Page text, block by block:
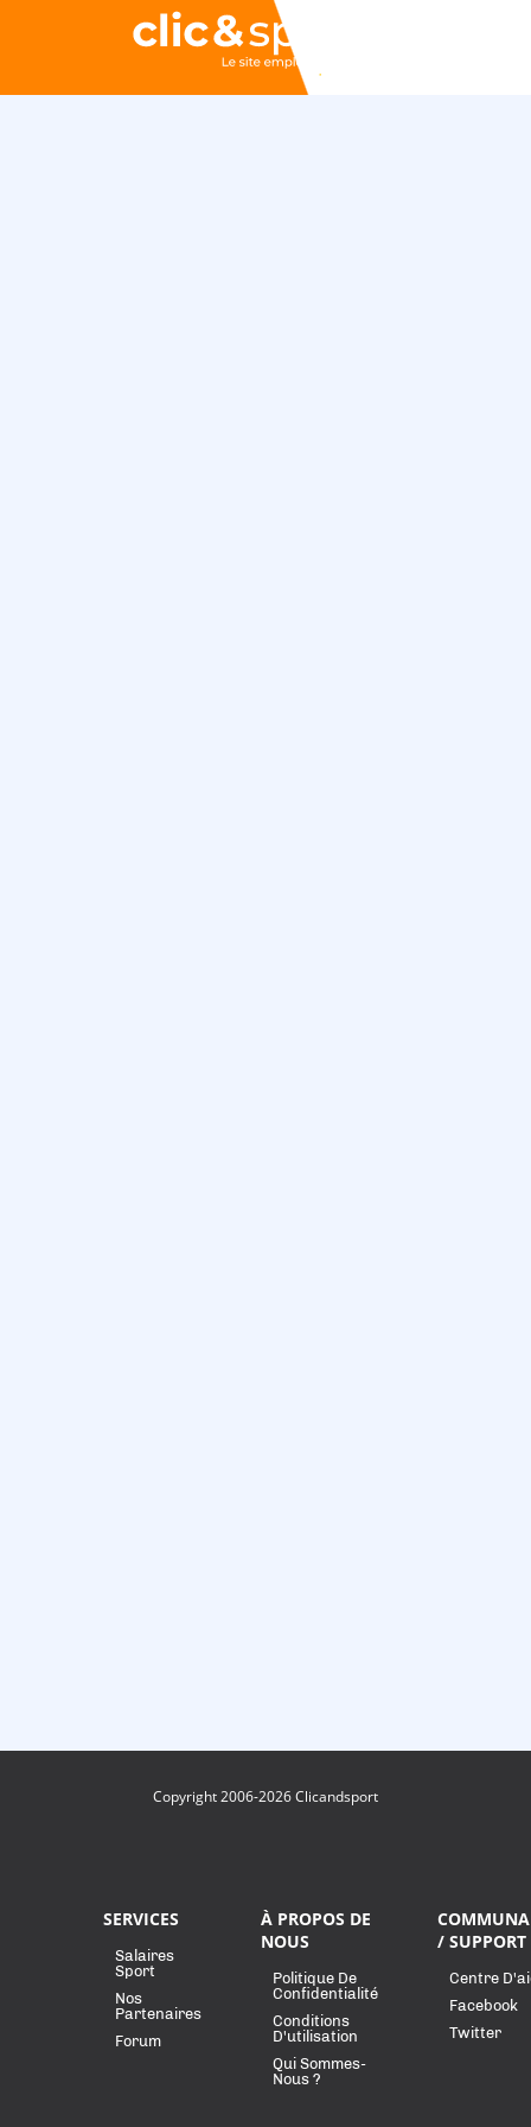
Copyright 2006-2026 Clicandsport
SERVICES
Salaires
Sport
Nos
Partenaires
Forum
À PROPOS DE
NOUS
Politique De
Confidentialité
Conditions
D'utilisation
Qui Sommes-
Nous ?
/ SUPPORT
Centre
Facebook
Twitter